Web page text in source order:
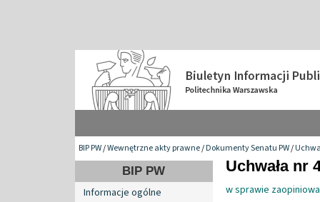
BIP PW/Wewnętrzne akty prawne/Dokumenty Senatu PW/
BIP PW
Informacje ogólne
Uchwała nr
w sprawie